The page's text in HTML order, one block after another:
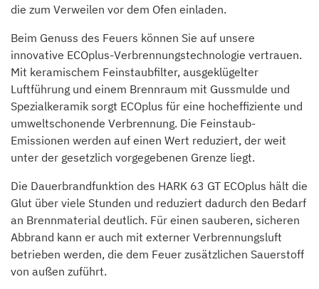
die zum Verweilen vor dem Ofen einladen.
Beim Genuss des Feuers können Sie auf unsere
innovative ECOplus-Verbrennungstechnologie vertrauen.
Mit keramischem Feinstaubfilter, ausgeklügelter
Luftführung und einem Brennraum mit Gussmulde und
Spezialkeramik sorgt ECOplus für eine hocheffiziente und
umweltschonende Verbrennung. Die Feinstaub-
Emissionen werden auf einen Wert reduziert, der weit
unter der gesetzlich vorgegebenen Grenze liegt.
Die Dauerbrandfunktion des HARK 63 GT ECOplus hält die
Glut über viele Stunden und reduziert dadurch den Bedarf
an Brennmaterial deutlich. Für einen sauberen, sicheren
Abbrand kann er auch mit externer Verbrennungsluft
betrieben werden, die dem Feuer zusätzlichen Sauerstoff
von außen zuführt.